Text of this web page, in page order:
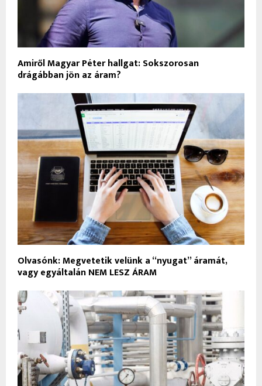
Amiről Magyar Péter hallgat: Sokszorosan
drágábban jön az áram?
Olvasónk: Megvetetik velünk a “nyugat” áramát,
vagy egyáltalán NEM LESZ ÁRAM